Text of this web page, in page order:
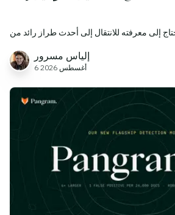
إلياس مسرور
6 أغسطس 2026